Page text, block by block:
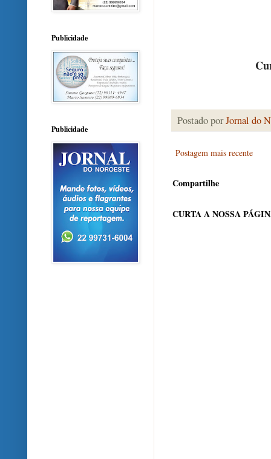
Postado porJornal do
Postagem mais recente
Compartilhe
CURTA A NOSSA
Publicidade
Publicidade